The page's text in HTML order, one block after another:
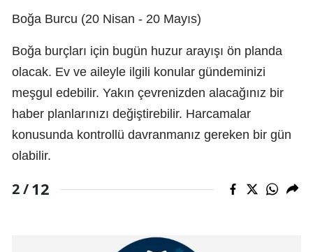
Boğa Burcu (20 Nisan - 20 Mayıs)
Boğa burçları için bugün huzur arayışı ön planda
olacak. Ev ve aileyle ilgili konular gündeminizi
meşgul edebilir. Yakın çevrenizden alacağınız bir
haber planlarınızı değiştirebilir. Harcamalar
konusunda kontrollü davranmanız gereken bir gün
olabilir.
2 /12